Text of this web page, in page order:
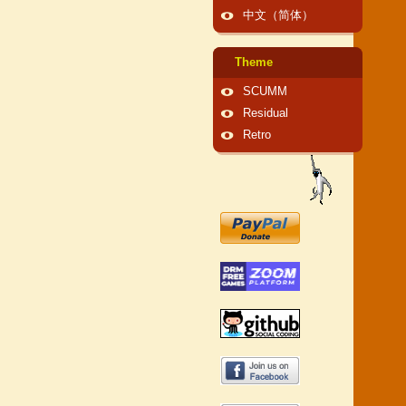
中文（简体）
Theme
SCUMM
Residual
Retro